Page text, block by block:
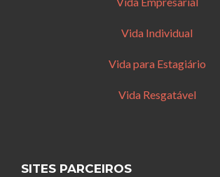
Vida Individual
Vida para Estagiário
Vida Resgatável
SITES PARCEIROS